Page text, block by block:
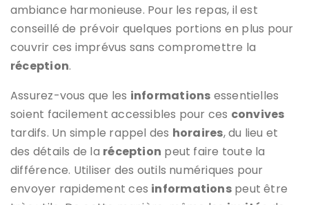
ambiance harmonieuse. Pour les repas, il est
conseillé de prévoir quelques portions en plus pour
couvrir ces imprévus sans compromettre la
réception.
Assurez-vous que les informations essentielles
soient facilement accessibles pour ces convives
tardifs. Un simple rappel des horaires, du lieu et
des détails de la réception peut faire toute la
différence. Utiliser des outils numériques pour
envoyer rapidement ces informationspeut être